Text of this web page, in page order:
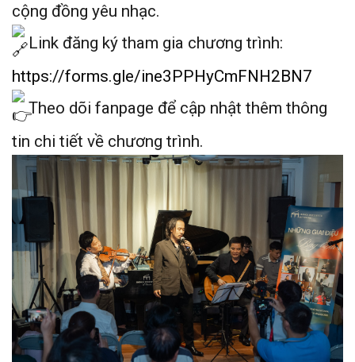
cộng đồng yêu nhạc.
Link đăng ký tham gia chương trình:
https://forms.gle/ine3PPHyCmFNH2BN7
Theo dõi fanpage để cập nhật thêm thông
tin chi tiết về chương trình.